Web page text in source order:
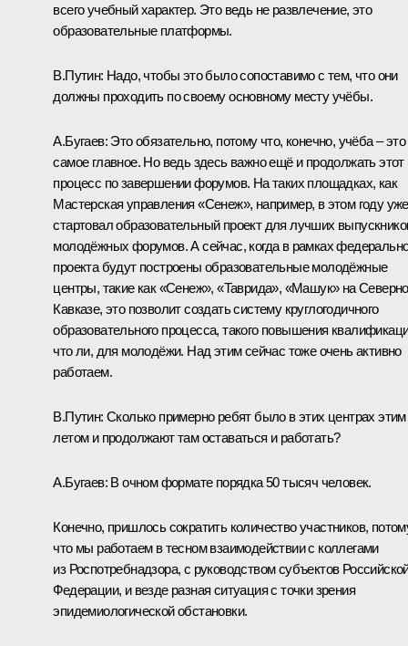
всего учебный характер. Это ведь не развлечение, это
образовательные платформы.
В.Путин: Надо, чтобы это было сопоставимо с тем, что они
должны проходить по своему основному месту учёбы.
А.Бугаев: Это обязательно, потому что, конечно, учёба – это
самое главное. Но ведь здесь важно ещё и продолжать этот
процесс по завершении форумов. На таких площадках, как
Мастерская управления «Сенеж», например, в этом году уже
стартовал образовательный проект для лучших
молодёжных форумов. А сейчас, когда в рамках
проекта будут построены образовательные молодёжные
центры, такие как «Сенеж», «Таврида», «Машук» на
Кавказе, это позволит создать систему круглогодичного
образовательного процесса, такого повышения
что ли, для молодёжи. Над этим сейчас тоже очень активно
работаем.
В.Путин: Сколько примерно ребят было в этих центрах этим
летом и продолжают там оставаться и работать?
А.Бугаев: В очном формате порядка 50 тысяч человек.
Конечно, пришлось сократить количество участников,
что мы работаем в тесном взаимодействии с коллегами
из Роспотребнадзора, с руководством субъектов
Федерации, и везде разная ситуация с точки зрения
эпидемиологической обстановки.